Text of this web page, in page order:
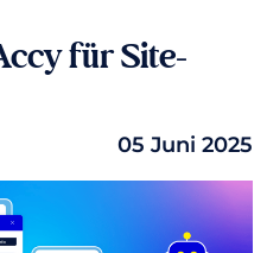
für Site-
05 Juni 2025